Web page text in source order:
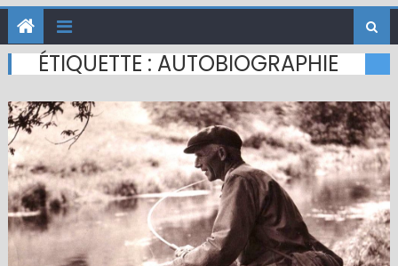
ÉTIQUETTE :AUTOBIOGRAPHIE